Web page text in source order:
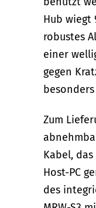
Hub wiegt
robustes
einer
gegen
Zum
Kabel,
Host-PC
des